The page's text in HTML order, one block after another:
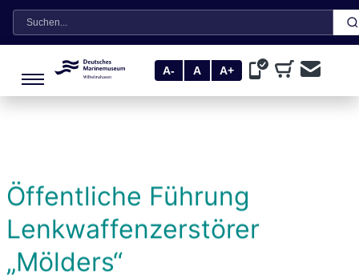
Suche
A- A A+
Öffentliche Führung
Lenkwaffenzerstörer
„Mölders“